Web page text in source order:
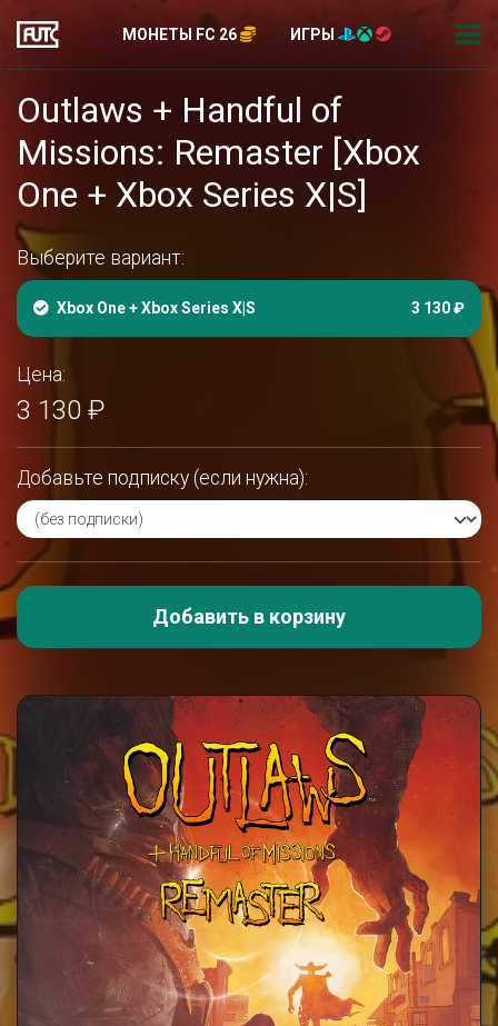
МОНЕТЫ FC 26 ИГРЫ
Outlaws + Handful of
Missions: Remaster [Xbox
One + Xbox Series X|S]
Выберите вариант:
Xbox One + Xbox Series X|S 3 130 ₽
Цена:
3 130 ₽
Добавьте подписку (если нужна):
Добавить в корзину